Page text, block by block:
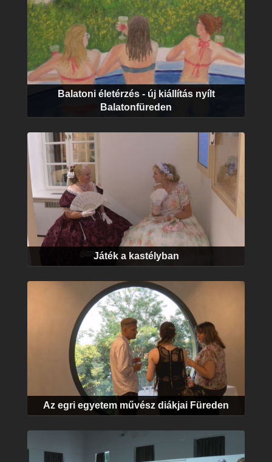
Balatoni életérzés - új kiállítás nyílt
Balatonfüreden
Játék a kastélyban
Az egri egyetem művész diákjai Füreden